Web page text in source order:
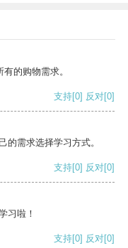
的购物需求。
支持[0] 反对[0]
的需求选择学习方式。
支持[0] 反对[0]
习啦！
支持[0] 反对[0]